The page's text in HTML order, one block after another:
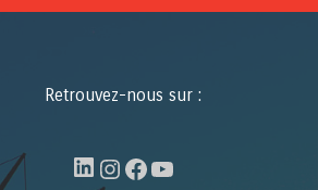
Retrouvez-nous sur :
LinkedIn
Instagram
Facebook